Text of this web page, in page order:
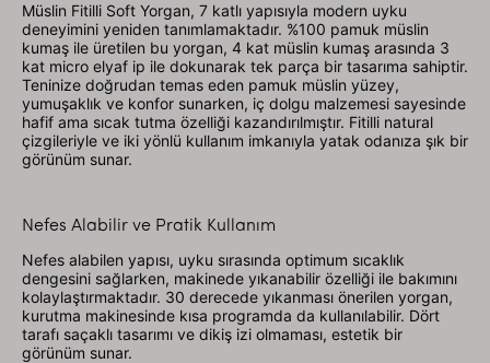
Müslin Fitilli Soft Yorgan, 7 katlı yapısıyla modern uyku
deneyimini yeniden tanımlamaktadır. %100 pamuk müslin
kumaş ile üretilen bu yorgan, 4 kat müslin kumaş arasında 3
kat micro elyaf ip ile dokunarak tek parça bir tasarıma sahiptir.
Teninize doğrudan temas eden pamuk müslin yüzey,
yumuşaklık ve konfor sunarken, iç dolgu malzemesi sayesinde
hafif ama sıcak tutma özelliği kazandırılmıştır. Fitilli natural
çizgileriyle ve iki yönlü kullanım imkanıyla yatak odanıza şık bir
görünüm sunar.
Nefes Alabilir ve Pratik Kullanım
Nefes alabilen yapısı, uyku sırasında optimum sıcaklık
dengesini sağlarken, makinede yıkanabilir özelliği ile bakımını
kolaylaştırmaktadır. 30 derecede yıkanması önerilen yorgan,
kurutma makinesinde kısa programda da kullanılabilir. Dört
tarafı saçaklı tasarımı ve dikiş izi olmaması, estetik bir
görünüm sunar.